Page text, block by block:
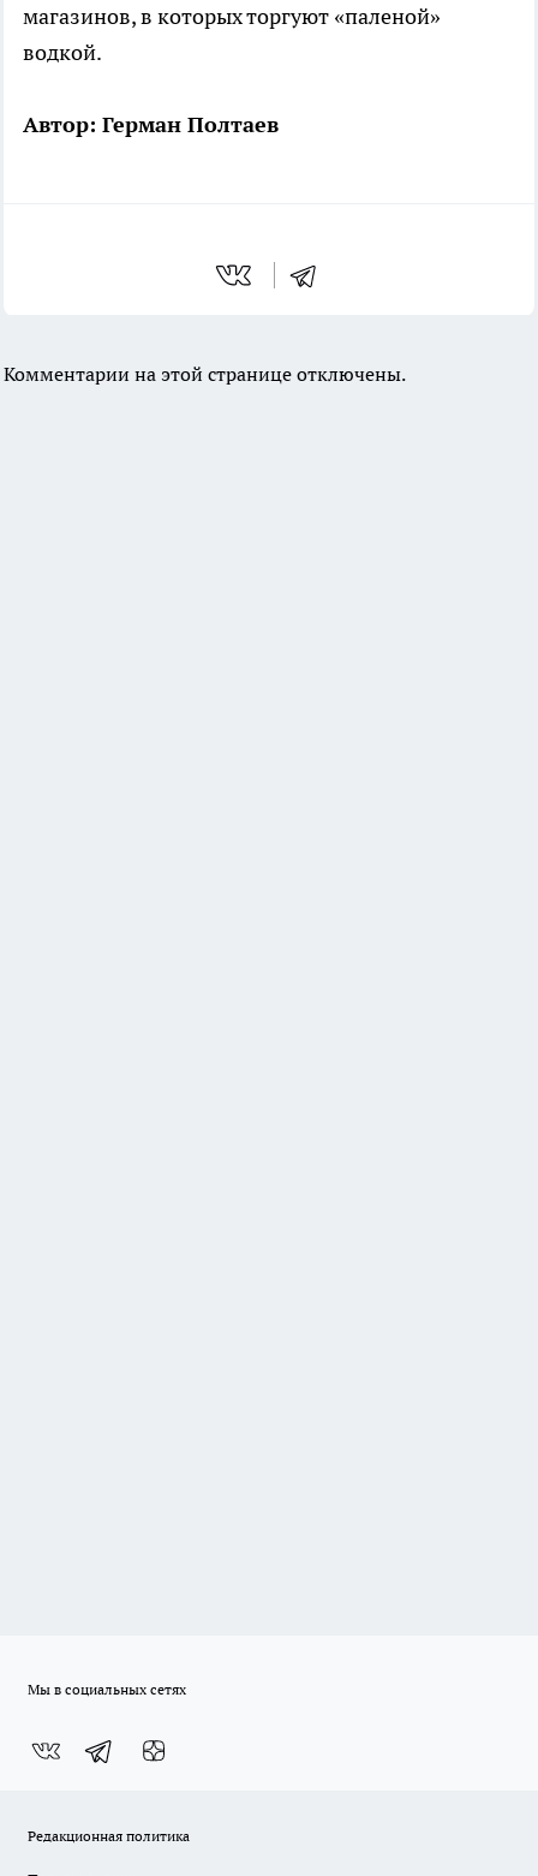
магазинов, в которых торгуют «паленой»
водкой.
Автор: Герман Полтаев
Комментарии на этой странице отключены.
Мы в социальных сетях
Редакционная политика